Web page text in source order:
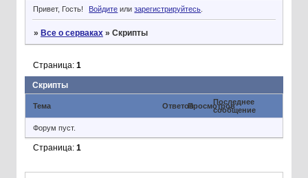
Привет, Гость! Войдите илизарегистрируйтесь.
» Все о серваках » Скрипты
Скрипты
Страница: 1
Тема ОтветовПросмотровПоследнее
сообщение
Форум пуст.
Страница: 1